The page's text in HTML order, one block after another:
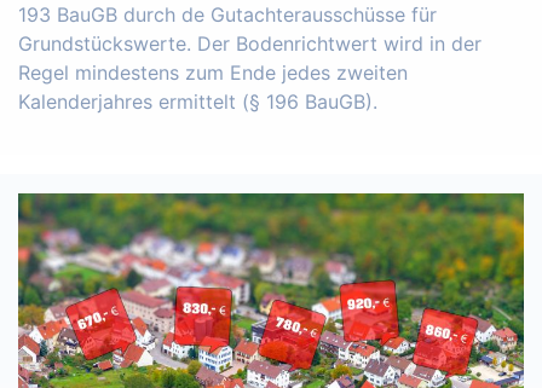
193 BauGB durch de Gutachterausschüsse für
Grundstückswerte. Der Bodenrichtwert wird in der
Regel mindestens zum Ende jedes zweiten
Kalenderjahres ermittelt (§ 196 BauGB).